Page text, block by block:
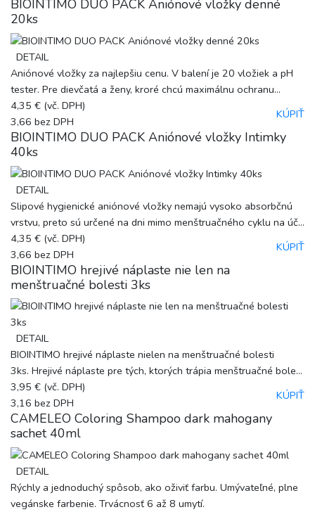
BIOINTIMO DUO PACK Aniónové vložky denné
20ks
DETAIL
Aniónové vložky za najlepšiu cenu. V balení je 20 vložiek a pH
tester. Pre dievčatá a ženy, kroré chcú maximálnu ochranu...
4,35 € (vč. DPH)
3,66 bez DPH
KÚPIŤ
BIOINTIMO DUO PACK Aniónové vložky Intimky
40ks
DETAIL
Slipové hygienické aniónové vložky nemajú vysoko absorbčnú
vrstvu, preto sú určené na dni mimo menštruačného cyklu na úč...
4,35 € (vč. DPH)
3,66 bez DPH
KÚPIŤ
BIOINTIMO hrejivé náplaste nie len na
menštruačné bolesti 3ks
DETAIL
BIOINTIMO hrejivé náplaste nielen na menštruačné bolesti
3ks. Hrejivé náplaste pre tých, ktorých trápia menštruačné bole...
3,95 € (vč. DPH)
3,16 bez DPH
KÚPIŤ
CAMELEO Coloring Shampoo dark mahogany
sachet 40ml
DETAIL
Rýchly a jednoduchý spôsob, ako oživiť farbu. Umývateľné, plne
vegánske farbenie. Trvácnosť 6 až 8 umytí.